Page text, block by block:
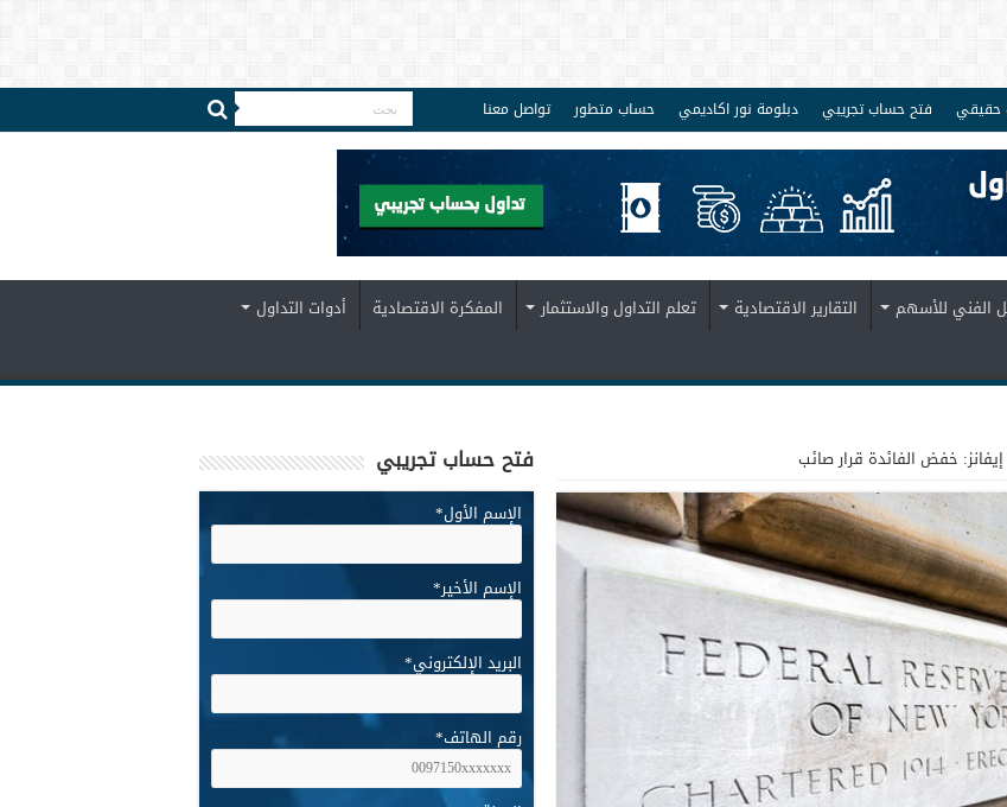
حقيقي فتح حساب تجريبي دبلومة نور اكاديمي حساب متطور تواصل معنا
الفني للأسهم التقارير الاقتصادية تعلم التداول والاستثمار المفكرة الاقتصادية
أدوات التداول
إيفانز: خفض الفائدة قرار صائب فتح حساب تجريبي
الإسم الأول*
الإسم الأخير*
البريد الإلكتروني*
رقم الهاتف*